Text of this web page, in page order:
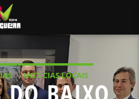
NOTÍCIAS LOCAIS